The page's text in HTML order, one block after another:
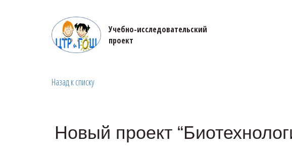
Учебно-исследовательский
проект
Назад к списку
Новый проект